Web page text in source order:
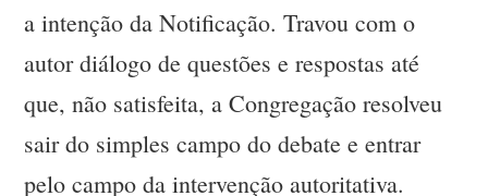
a intenção da Notificação. Travou com o
autor diálogo de questões e respostas até
que, não satisfeita, a Congregação resolveu
sair do simples campo do debate e entrar
pelo campo da intervenção autoritativa.